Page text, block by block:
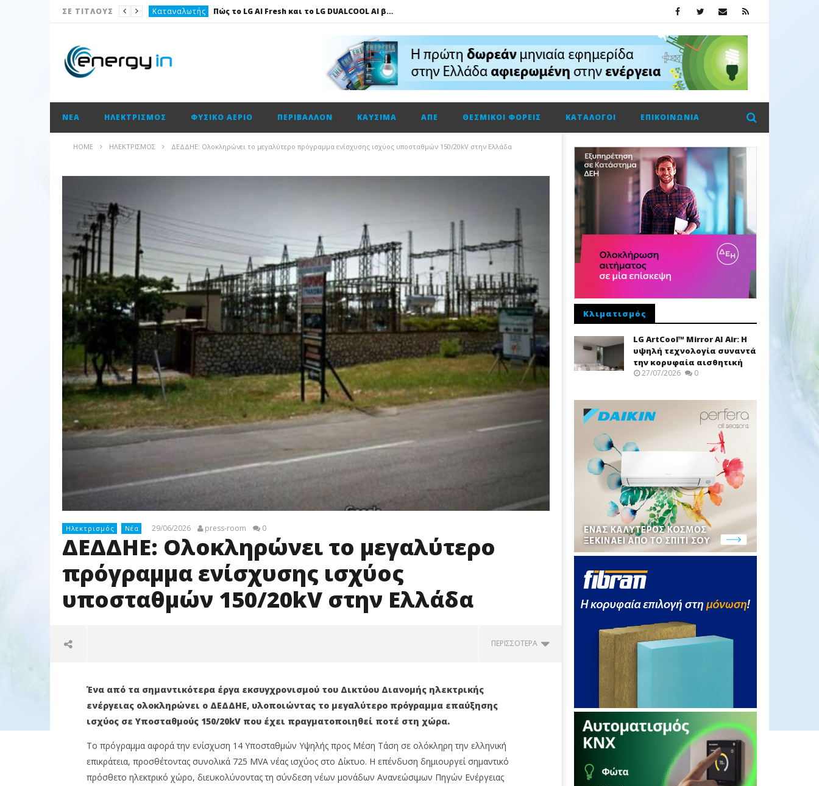
ΣΕ ΤΙΤΛΟΥΣ Καταναλωτής Πώς το LG AI Fresh και το LG DUALCOOL AI βοηθούν να επικεντρωνόμαστε στη φιλοξενία των καλεσμένων μας
Ισολογισμοί Fourlis: Το profit warning και γιατί η Edison βλέπει το ποτήρι μισογεμάτο
Ενεργειακή αναβάθμιση κτηρίων: Παθητικές παρεμβάσεις που κάνουν τη διαφορά
Ισολογισμοί HELLENiQ ENERGY: Αποτελέσματα β’ τριμήνου – α’ εξαμήνου 2026
ΝΈΑ ΗΛΕΚΤΡΙΣΜΌΣ ΦΥΣΙΚΌ ΑΈΡΙΟ ΠΕΡΙΒΆΛΛΟΝ ΚΑΎΣΙΜΑ ΑΠΕ ΘΕΣΜΙΚΟΊ ΦΟΡΕΊΣ ΚΑΤΆΛΟΓΟΙ ΕΠΙΚΟΙΝΩΝΊΑ
HOME ΗΛΕΚΤΡΙΣΜΌΣ ΔΕΔΔΗΕ: Oλοκληρώνει το μεγαλύτερο πρόγραμμα ενίσχυσης ισχύος υποσταθμών 150/20kV στην Ελλάδα
Ηλεκτρισμός Νέα 29/06/2026 press-room 0
ΔΕΔΔΗΕ: Oλοκληρώνει το μεγαλύτερο
πρόγραμμα ενίσχυσης ισχύος
υποσταθμών 150/20kV στην Ελλάδα
ΠΕΡΙΣΣΌΤΕΡΑ
NOW VIEWING
Ένα από τα σημαντικότερα έργα εκσυγχρονισμού του Δικτύου Διανομής ηλεκτρικής
ενέργειας ολοκληρώνει ο ΔΕΔΔΗΕ, υλοποιώντας το μεγαλύτερο πρόγραμμα επαύξησης
ισχύος σε Υποσταθμούς 150/20kV που έχει πραγματοποιηθεί ποτέ στη χώρα.
Το πρόγραμμα αφορά την ενίσχυση 14 Υποσταθμών Υψηλής προς Μέση Τάση σε ολόκληρη την ελληνική
επικράτεια, προσθέτοντας συνολικά 725 MVA νέας ισχύος στο Δίκτυο. Η επένδυση δημιουργεί σημαντικό
πρόσθετο ηλεκτρικό χώρο, διευκολύνοντας τη σύνδεση νέων μονάδων Ανανεώσιμων Πηγών Ενέργειας
Κλιματισμός
LG ArtCool™ Mirror AI Air: Η
υψηλή τεχνολογία συναντά
την κορυφαία αισθητική
27/07/2026 0